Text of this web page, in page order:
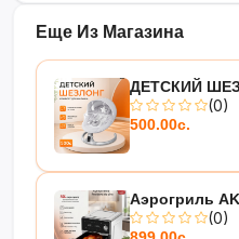
Еще Из Магазина
ДЕТСКИЙ
(0)
500.00с.
Аэрогриль
(0)